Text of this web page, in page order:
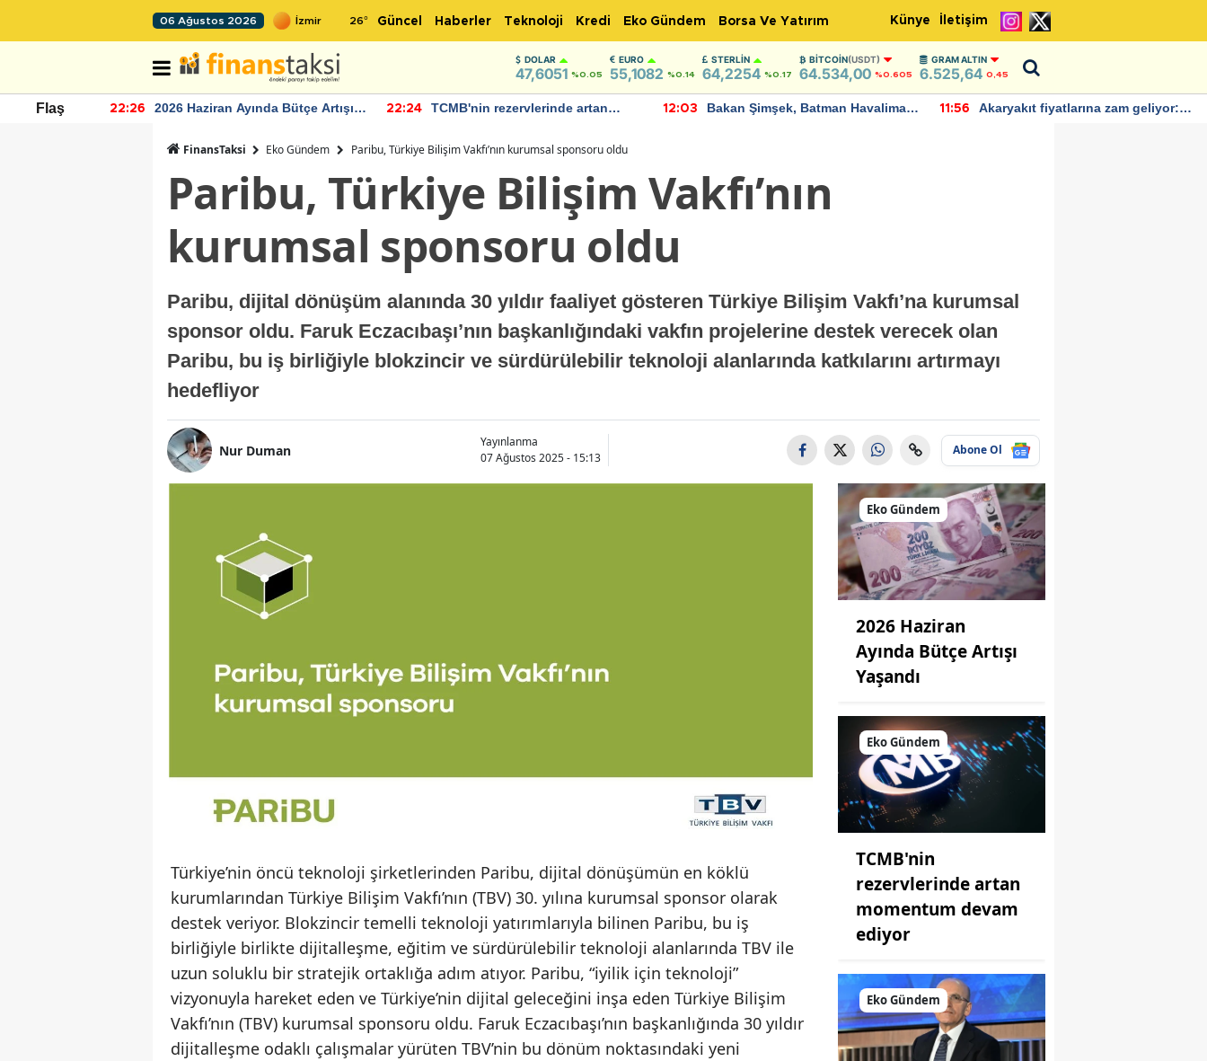
06 Ağustos 2026 26° Güncel Haberler Teknoloji Kredi Eko Gündem Borsa Ve Yatırım Künye İletişim
DOLAR
47,6051 %0.05
EURO
55,1082 %0.14
STERLIN
64,2254 %0.17
BITCOIN(USDT)
64.534,00 %0.605
GRAM ALTIN
6.525,64 0,45
Flaş 22:26
2026 Haziran Ayında Bütçe Artışı
22:24
TCMB'nin rezervlerinde artan
12:03
Bakan Şimşek, Batman Havalimanı
11:56
Akaryakıt fiyatlarına zam geliyor:
FinansTaksi Eko Gündem Paribu, Türkiye Bilişim Vakfı’nın kurumsal sponsoru oldu
Paribu, Türkiye Bilişim Vakfı’nın
kurumsal sponsoru oldu
Paribu, dijital dönüşüm alanında 30 yıldır faaliyet gösteren Türkiye Bilişim Vakfı’na kurumsal
sponsor oldu. Faruk Eczacıbaşı’nın başkanlığındaki vakfın projelerine destek verecek olan
Paribu, bu iş birliğiyle blokzincir ve sürdürülebilir teknoloji alanlarında katkılarını artırmayı
hedefliyor
Nur Duman
Yayınlanma
07 Ağustos 2025 - 15:13
Abone Ol
Türkiye’nin öncü teknoloji şirketlerinden Paribu, dijital dönüşümün en köklü
kurumlarından Türkiye Bilişim Vakfı’nın (TBV) 30. yılına kurumsal sponsor olarak
destek veriyor. Blokzincir temelli teknoloji yatırımlarıyla bilinen Paribu, bu iş
birliğiyle birlikte dijitalleşme, eğitim ve sürdürülebilir teknoloji alanlarında TBV ile
uzun soluklu bir stratejik ortaklığa adım atıyor. Paribu, “iyilik için teknoloji”
vizyonuyla hareket eden ve Türkiye’nin dijital geleceğini inşa eden Türkiye Bilişim
Vakfı’nın (TBV) kurumsal sponsoru oldu. Faruk Eczacıbaşı’nın başkanlığında 30 yıldır
dijitalleşme odaklı çalışmalar yürüten TBV’nin bu dönüm noktasındaki yeni
Eko Gündem
2026 Haziran
Ayında Bütçe Artışı
Yaşandı
Eko Gündem
TCMB'nin
rezervlerinde artan
momentum devam
ediyor
Eko Gündem